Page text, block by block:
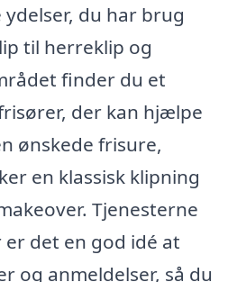
du har brug
til herreklip og
finder du et
der kan hjælpe
ønskede frisure,
en klassisk klipning
Tjenesterne
det en god idé at
og anmeldelser, så du